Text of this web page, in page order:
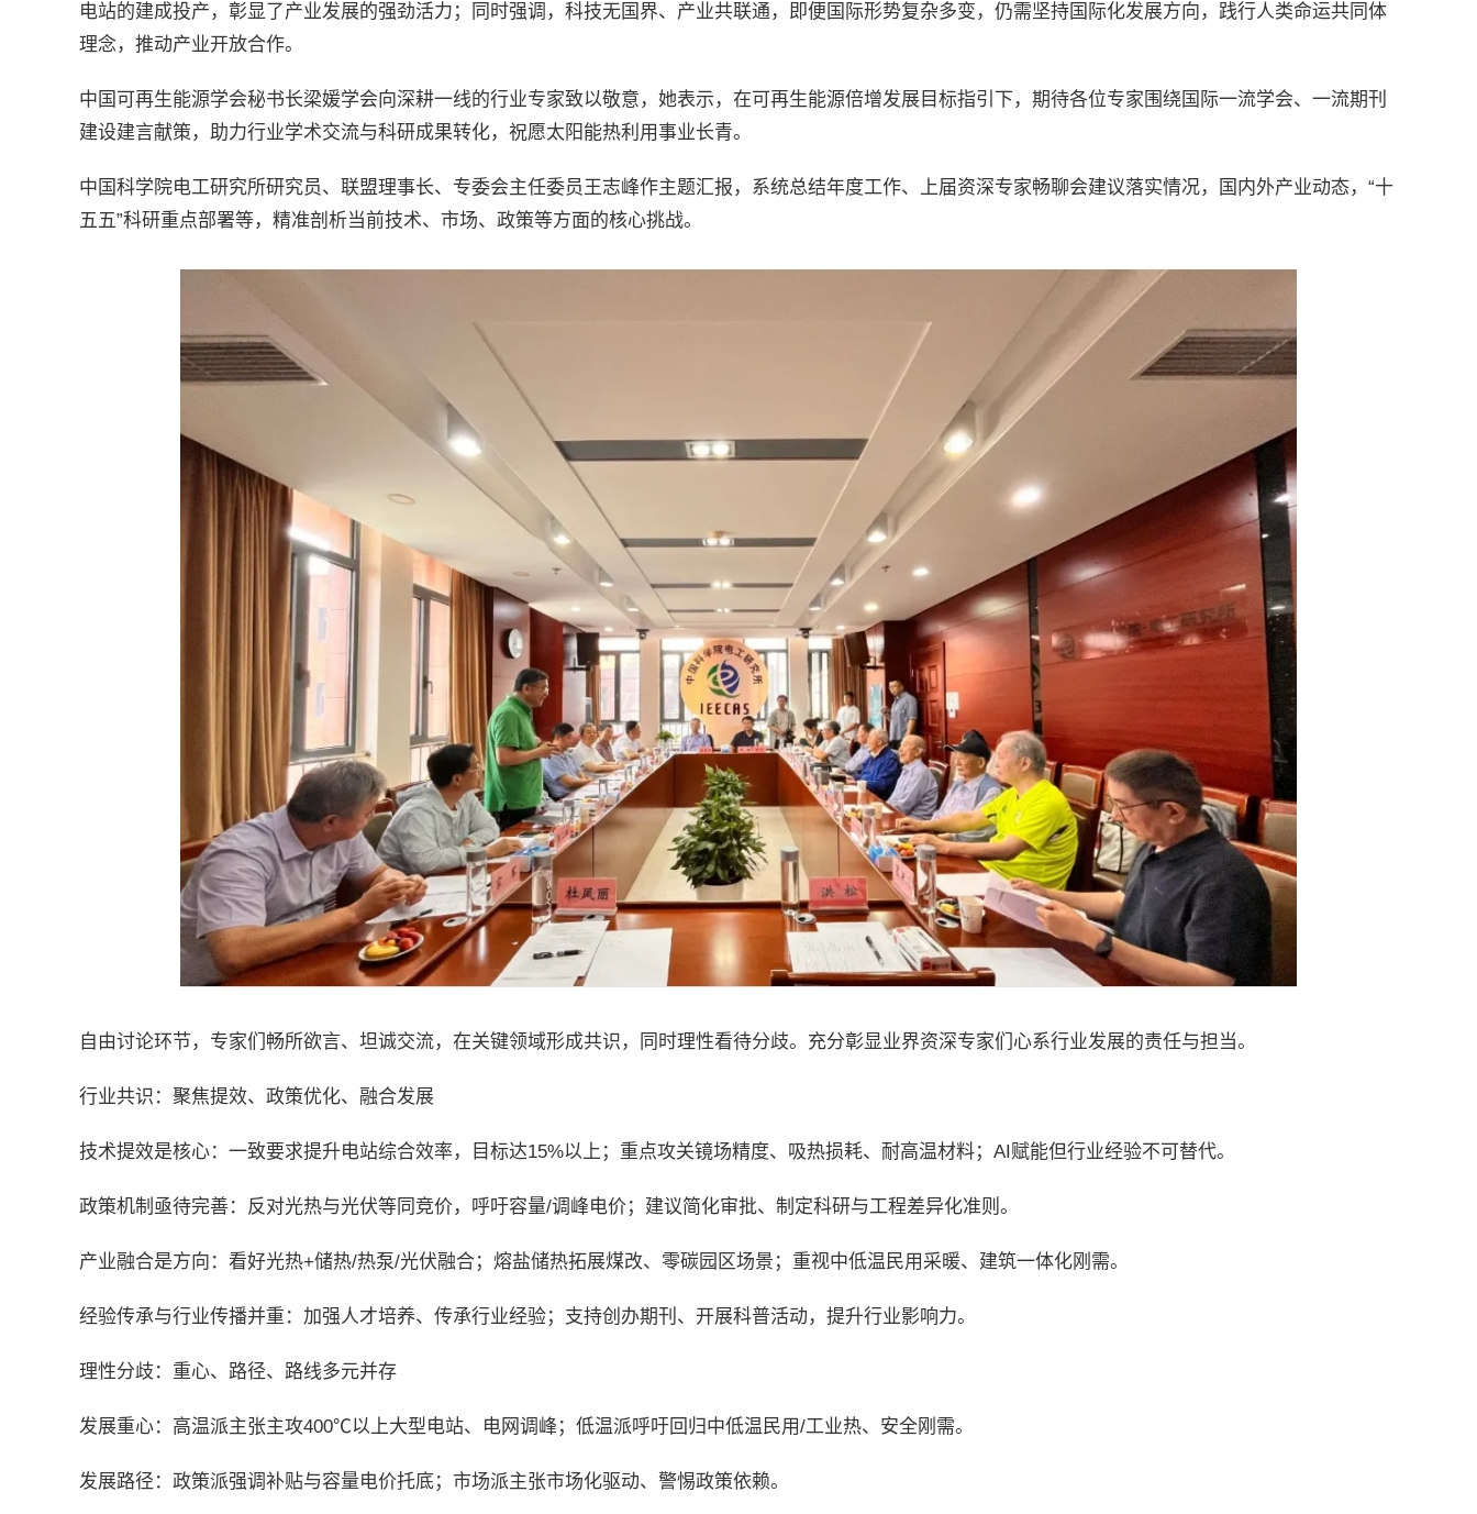
电站的建成投产，彰显了产业发展的强劲活力；同时强调，科技无国界、产业共联通，即便国际形势复杂多变，仍需坚持国际化发展方向，践行人类命运共同体
理念，推动产业开放合作。
中国可再生能源学会秘书长梁媛学会向深耕一线的行业专家致以敬意，她表示，在可再生能源倍增发展目标指引下，期待各位专家围绕国际一流学会、一流期刊
建设建言献策，助力行业学术交流与科研成果转化，祝愿太阳能热利用事业长青。
中国科学院电工研究所研究员、联盟理事长、专委会主任委员王志峰作主题汇报，系统总结年度工作、上届资深专家畅聊会建议落实情况，国内外产业动态，“十
五五”科研重点部署等，精准剖析当前技术、市场、政策等方面的核心挑战。
自由讨论环节，专家们畅所欲言、坦诚交流，在关键领域形成共识，同时理性看待分歧。充分彰显业界资深专家们心系行业发展的责任与担当。
行业共识：聚焦提效、政策优化、融合发展
技术提效是核心：一致要求提升电站综合效率，目标达15%以上；重点攻关镜场精度、吸热损耗、耐高温材料；AI赋能但行业经验不可替代。
政策机制亟待完善：反对光热与光伏等同竞价，呼吁容量/调峰电价；建议简化审批、制定科研与工程差异化准则。
产业融合是方向：看好光热+储热/热泵/光伏融合；熔盐储热拓展煤改、零碳园区场景；重视中低温民用采暖、建筑一体化刚需。
经验传承与行业传播并重：加强人才培养、传承行业经验；支持创办期刊、开展科普活动，提升行业影响力。
理性分歧：重心、路径、路线多元并存
发展重心：高温派主张主攻400℃以上大型电站、电网调峰；低温派呼吁回归中低温民用/工业热、安全刚需。
发展路径：政策派强调补贴与容量电价托底；市场派主张市场化驱动、警惕政策依赖。